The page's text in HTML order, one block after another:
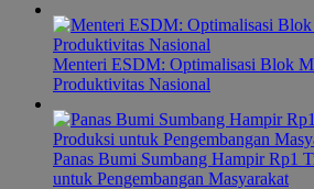
Menteri ESDM: Optimalisasi Blok
Produktivitas Nasional
Panas Bumi Sumbang Hampir Rp1
untuk Pengembangan Masyarakat